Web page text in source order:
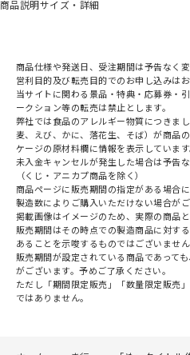
商品説明サイズ・詳細
商品仕様や発送日、受注期間は予告なく
営利目的及び転売目的でのお申し込みはお
当サイトに関わる景品・特典・応募券・
ークション等の転売は禁止とします。
弊社では食品のアレルギー物質につきま
麦、えび、かに、落花生、そば）が商品
ケージの原材料欄に情報を表示しています
未入金キャンセルが発生した場合は予告
（くじ・アニカプ商品を除く）
商品ページに販売期間の指定がある場合
製造数によりご購入いただけない場合がご
掲載画像はイメージのため、実際の商品
販売期間はその時点での製造商品に対す
あることを示唆するものではございません
販売期間が設定されている商品であって
がございます。予めご了承ください。
ただし「期間限定販売」「数量限定販売
ではありません。